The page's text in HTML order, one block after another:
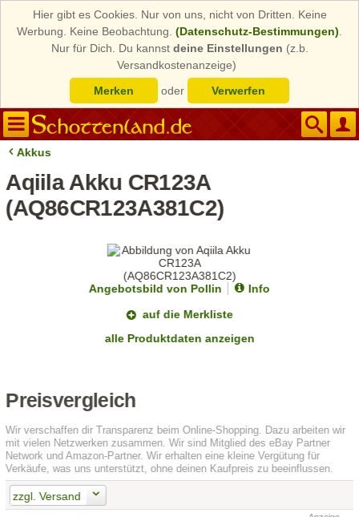
Hier gibt es Cookies. Nur von uns, nicht von Dritten. Keine
Werbung. Keine Beobachtung. (Datenschutz-Bestimmungen)
Nur für Dich. Du kannst deine Einstellungen (z.b.
Versandkostenanzeige)
Merken
oder Verwerfen
Akkus
Aqiila Akku CR123A
(AQ86CR123A381C2)
Angebotsbild von Pollin
Info
auf die Merkliste
alle Produktdaten anzeigen
Preisvergleich
Wir verschaffen dir Transparenz beim Online-Shopping. Dazu arbeiten wir
mit vielen Netzwerken zusammen. Wir sind Mitglied des eBay Partner
Network und Amazon-Partner. Wir erhalten eine kleine Vergütung für
Verkäufe, was uns unterstützt, ohne deinen Kaufpreis zu beeinflussen.
zzgl. Versand